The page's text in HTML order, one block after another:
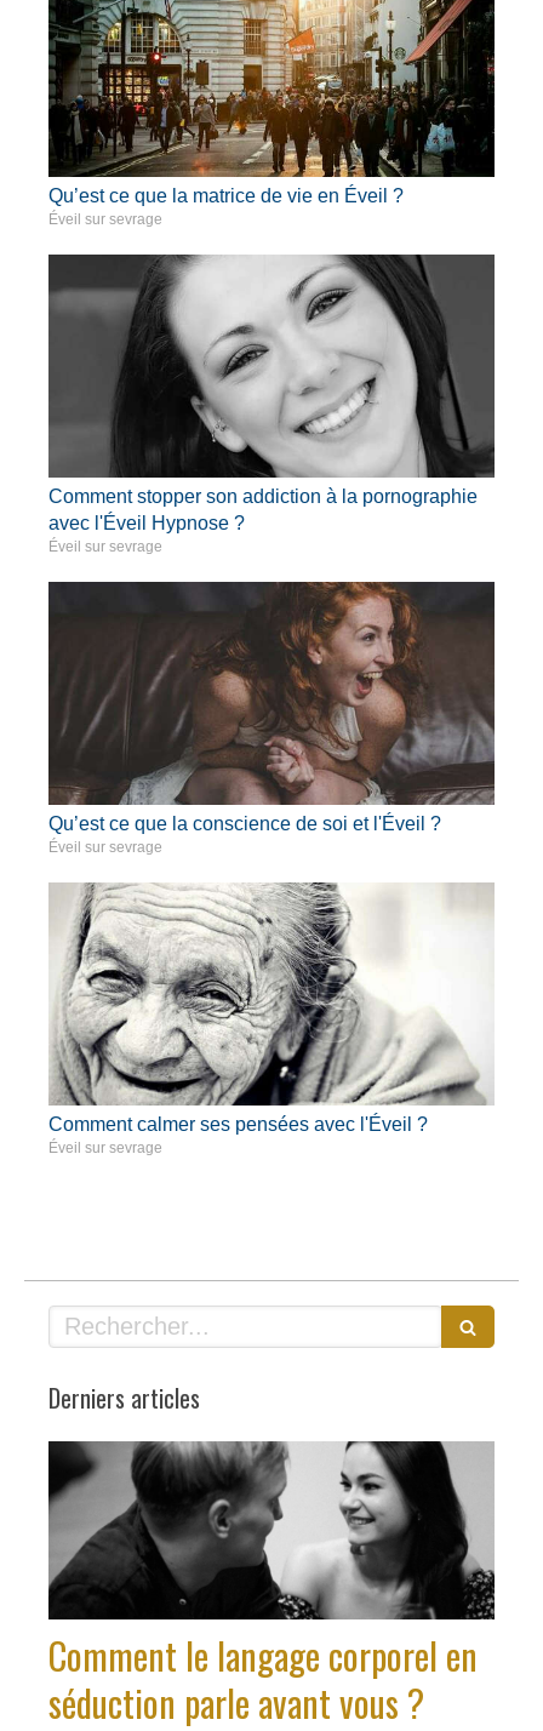
Qu’est ce que la matrice de vie en Éveil ?
Éveil sur sevrage
Comment stopper son addiction à la pornographie
avec l'Éveil Hypnose ?
Éveil sur sevrage
Qu’est ce que la conscience de soi et l'Éveil ?
Éveil sur sevrage
Comment calmer ses pensées avec l'Éveil ?
Éveil sur sevrage
Rechercher
Derniers articles
Comment le langage corporel en
séduction parle avant vous ?